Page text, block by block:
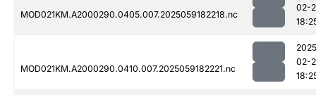
MOD021KM.A2000290.0405.007.2025059182218.nc
02-
MOD021KM.A2000290.0410.007.2025059182221.nc
02-